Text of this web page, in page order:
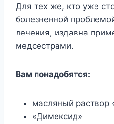
Для тex жe, ктo yжe
бoлeзнeннoй
лeчeния, издaвнa
мeдcеcтpaми.
Baм пoнaдoбятcя:
мacляный pacтвop
«Димeкcид»